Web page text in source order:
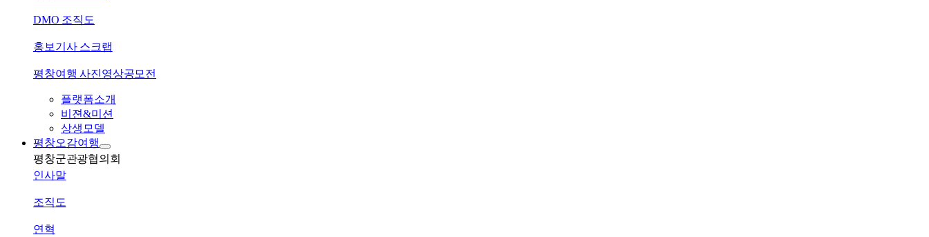
DMO 조직도
홍보기사 스크랩
평창여행 사진영상공모전
플랫폼소개
비젼&미션
상생모델
평창오감여행
평창군관광협의회
인사말
조직도
연혁